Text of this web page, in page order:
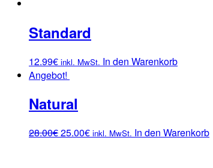
Standard
12.99€ inkl. MwSt. In den Warenkorb
Angebot!
Natural
28.00€25.00€ inkl. MwSt. In den Warenkorb